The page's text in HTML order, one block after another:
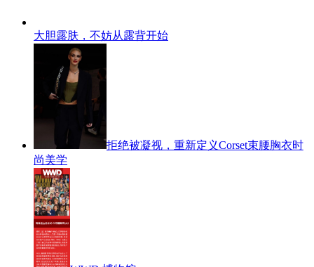
大胆露肤，不妨从露背开始
拒绝被凝视，重新定义Corset束腰胸衣时
尚美学